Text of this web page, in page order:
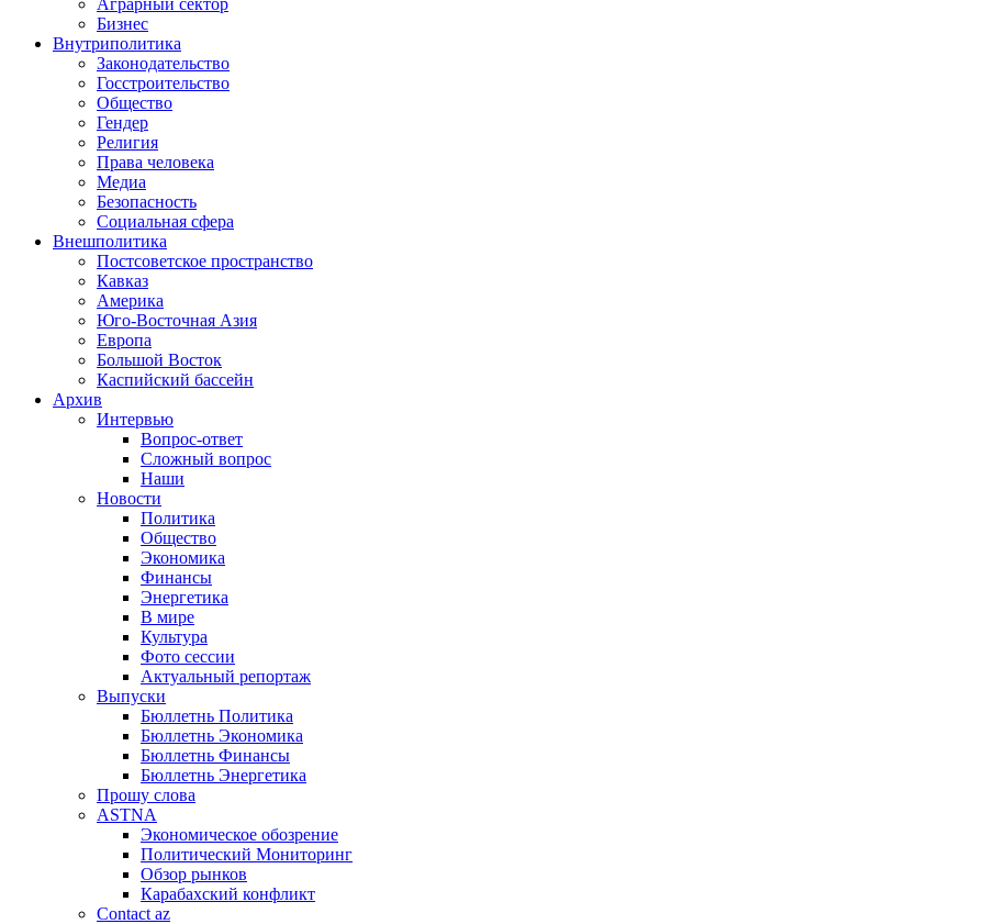
Аграрный сектор
Бизнес
Внутриполитика
Законодательство
Госстроительство
Общество
Гендер
Религия
Права человека
Медиа
Безопасность
Социальная сфера
Внешполитика
Постсоветское пространство
Кавказ
Америка
Юго-Восточная Азия
Европа
Большой Восток
Каспийский бассейн
Архив
Интервью
Вопрос-ответ
Сложный вопрос
Наши
Новости
Политика
Общество
Экономика
Финансы
Энергетика
В мире
Культура
Фото сессии
Актуальный репортаж
Выпуски
Бюллетнь Политика
Бюллетнь Экономика
Бюллетнь Финансы
Бюллетнь Энергетика
Прошу слова
ASTNA
Экономическое обозрение
Политический Мониторинг
Обзор рынков
Карабахский конфликт
Contact az